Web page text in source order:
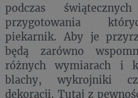
podczas
przygotowania
piekarnik. Aby je
będą zarówno
różnych wymiarach i
blachy, wykrojniki
dekoracji. Tutaj z